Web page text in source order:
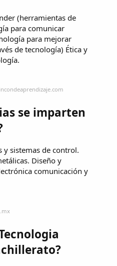
(herramientas de
para comunicar
para mejorar
de tecnología) Ética y
se imparten
y sistemas de control.
Diseño y
comunicación y